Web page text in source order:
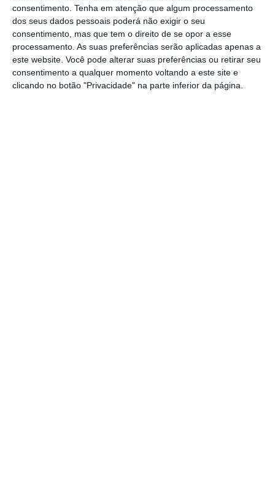
consentimento. Tenha em atenção que algum processamento
dos seus dados pessoais poderá não exigir o seu
consentimento, mas que tem o direito de se opor a esse
processamento. As suas preferências serão aplicadas apenas a
este website. Você pode alterar suas preferências ou retirar seu
consentimento a qualquer momento voltando a este site e
clicando no botão "Privacidade" na parte inferior da página.
tenha acesso a notícias exclusivas, à
opinião que conta, às reportagens e
especiais que mostram o outro lado da
história.